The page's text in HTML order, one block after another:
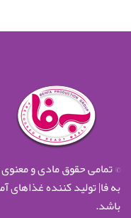
© تمامی حقوق مادی و
باشد.